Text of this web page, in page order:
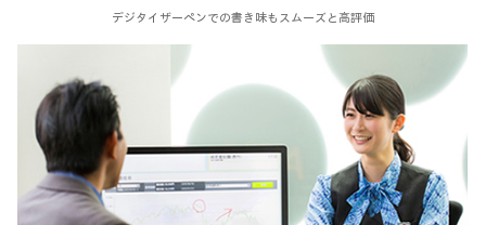
デジタイザーペンでの書き味もスムーズと高評価